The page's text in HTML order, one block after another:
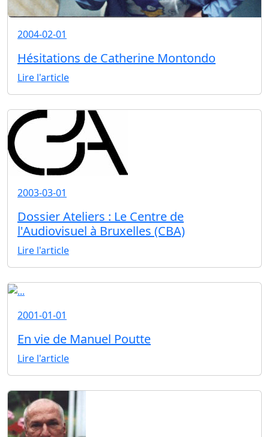
2004-02-01
Hésitations de Catherine Montondo
Lire l'article
2003-03-01
Dossier Ateliers : Le Centre de
l'Audiovisuel à Bruxelles (CBA)
Lire l'article
2001-01-01
En vie de Manuel Poutte
Lire l'article